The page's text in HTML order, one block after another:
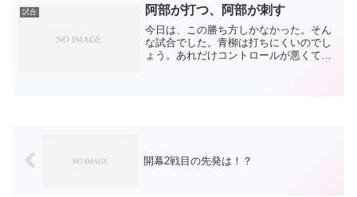
種類も豊富でリー...
試合 阿部が打つ、阿部が刺す
今日は、この勝ち方しかなかった。そん
な試合でした。青柳は打ちにくいのでし
ょう。あれだけコントロールが悪くて甘
開幕2戦目の先発は！？